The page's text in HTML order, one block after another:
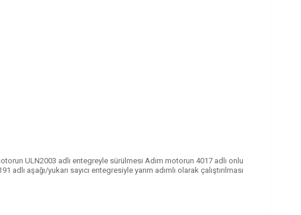
ULN2003 adlı entegreyle sürülmesi Adım motorun 4017 adlı onlu
aşağı/yukarı sayıcı entegresiyle yarım adımlı olarak çalıştırılması